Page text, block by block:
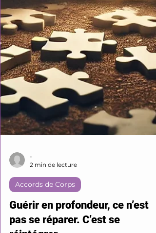
-
2 min de lecture
Accords de Corps
Guérir en profondeur, ce n’est